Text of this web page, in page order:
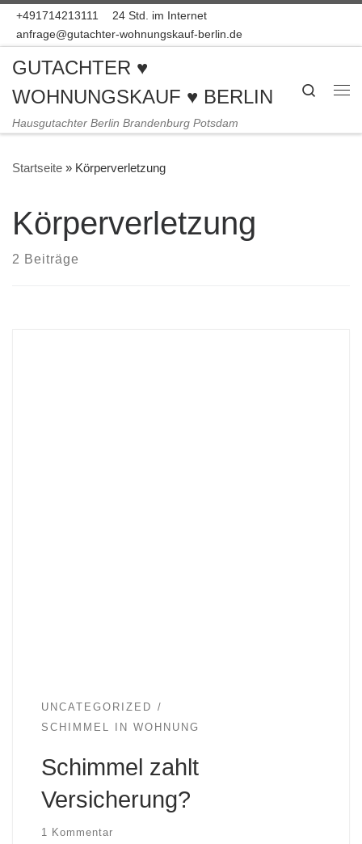
Zum Inhalt springen
+491714213111
24 Std. im Internet
anfrage@gutachter-wohnungskauf-berlin.de
GUTACHTER ♥
WOHNUNGSKAUF ♥ BERLIN
Hausgutachter Berlin Brandenburg Potsdam
Search
Startseite » Körperverletzung
Körperverletzung
2 Beiträge
UNCATEGORIZED
SCHIMMEL IN WOHNUNG
Schimmel zahlt
Versicherung?
1 Kommentar